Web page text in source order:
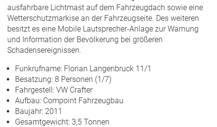
ausfahrbare Lichtmast auf dem Fahrzeugdach sowie eine
Wetterschutzmarkise an der Fahrzeugseite. Des weiteren
besitzt es eine Mobile Lautsprecher-Anlage zur Warnung
und Information der Bevölkerung bei größeren
Schadensereignissen.
Funkrufname: Florian Langenbruck 11/1
Besatzung: 8 Personen (1/7)
Fahrgestell: VW Crafter
Aufbau: Compoint Fahrzeugbau
Baujahr: 2011
Gesamtgewicht: 3,5 Tonnen